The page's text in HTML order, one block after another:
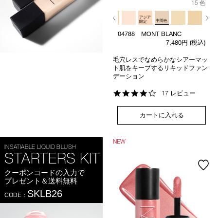
15 色
アジア
限定
アジア
アジア
限定
中間色
04788 MONT BLANC
7,480円 (税込)
毛穴レスでなめらかなシアーマッ
ト肌をキープするリキッドファン
デーション
4.2
rating
17 レビュー
カートに入れる
INSATIABLE LIQUID BLUSH
STARTERS KIT
クーポンコードの入力で
プレゼント＆送料無料
CODE： SKLB26
NEW